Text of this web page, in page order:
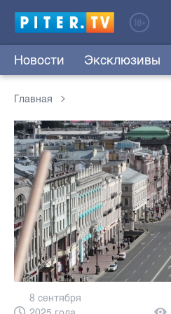
Новости Эксклюзивы
Главная
8 сентября